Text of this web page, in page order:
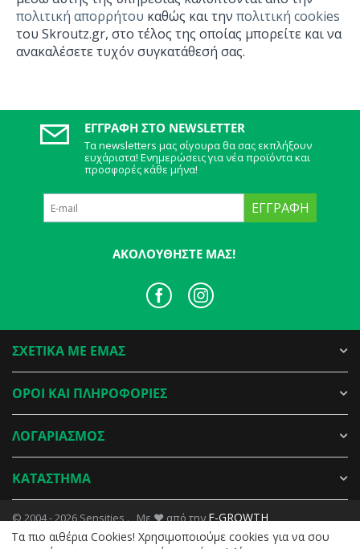
πολιτική απορρήτου καθώς και την πολιτική cookies
του Skroutz.gr, στο τέλος της οποίας μπορείτε και να
ανακαλέσετε τυχόν συγκατάθεσή σας.
ΕΓΓΡΑΦΉ ΣΤΟ NEWSLETTER
Τα newsletters μας σίγουρα θα σας εκπλήξουν
ευχάριστα! Ενημερώσεις για νέα προϊόντα και
προσφορές κάθε μήνα!
ΕΓΓΡΑΦΉ
ΑΚΟΛΟΥΘΉΣΤΕ ΜΑΣ!
ΣΧΕΤΙΚΑ ΜΕ ΕΜΑΣ
ΟΡΟΙ ΚΑΙ ΠΛΗΡΟΦΟΡΙΕΣ
ΛΟΓΑΡΙΑΣΜΟΣ
ΚΑΤΑΣΤΗΜΑ
© 2004 - 2026 Sensities . Με ♥ από τηνE-GROWTH
Tα πιο αιθέρια Cookies! Χρησιμοποιούμε cookies για να σου